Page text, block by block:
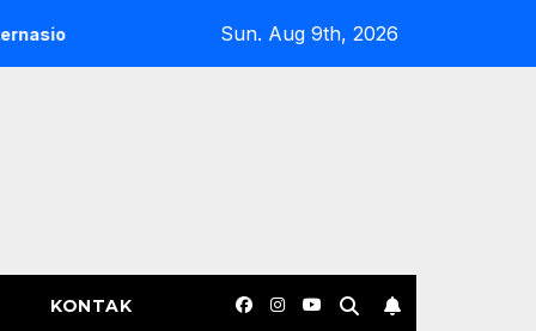
Tidak Pantas Beroperasi! LSM KCBI Deli
Sun. Aug 9th, 2026
KONTAK